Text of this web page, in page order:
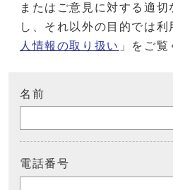
またはご意見に対する適
し、それ以外の目的では
人情報の取り扱い 」をご覧
名前
電話番号